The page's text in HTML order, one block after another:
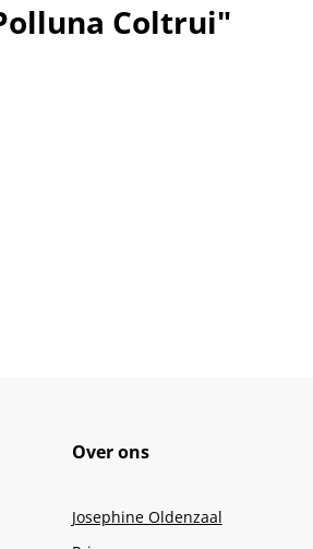
Coltrui"
Over ons
Josephine Oldenzaal